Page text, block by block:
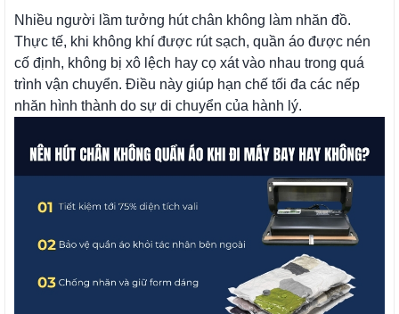
Nhiều người lầm tưởng hút chân không làm nhăn đồ.
Thực tế, khi không khí được rút sạch, quần áo được nén
cố định, không bị xô lệch hay cọ xát vào nhau trong quá
trình vận chuyển. Điều này giúp hạn chế tối đa các nếp
nhăn hình thành do sự di chuyển của hành lý.